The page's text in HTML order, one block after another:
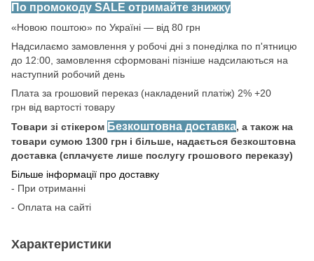
По промокоду SALE отримайте знижку
«Новою поштою» по Україні — від 80 грн
Надсилаємо замовлення у робочі дні з понеділка по п'ятницю
до 12:00, замовлення сформовані пізніше надсилаються на
наступний робочий день
Плата за грошовий переказ (накладений платіж) 2% +20
грн від вартості товару
Товари зі стікером Безкоштовна доставка, а також на
товари сумою 1300 грн і більше, надається безкоштовна
доставка (сплачуєте лише послугу грошового переказу)
Більше інформації про доставку
- При отриманні
- Оплата на сайті
Характеристики